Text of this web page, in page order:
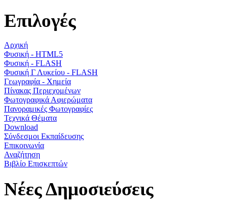
Επιλογές
Αρχική
Φυσική - HTML5
Φυσική - FLASH
Φυσική Γ Λυκείου - FLASH
Γεωγραφία - Χημεία
Πίνακας Περιεχομένων
Φωτογραφικά Αφιερώματα
Πανοραμικές Φωτογραφίες
Τεχνικά Θέματα
Download
Σύνδεσμοι Εκπαίδευσης
Επικοινωνία
Αναζήτηση
Βιβλίο Επισκεπτών
Νέες Δημοσιεύσεις